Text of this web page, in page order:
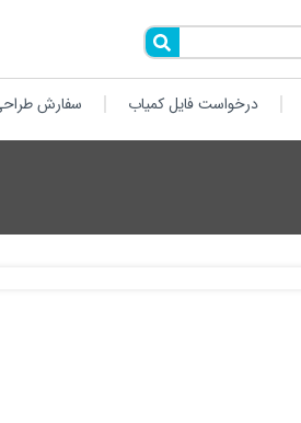
درخواست فایل کمیاب سفارش